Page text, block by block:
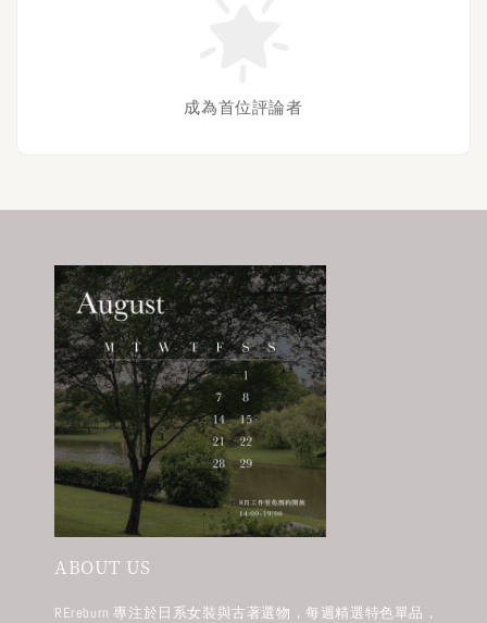
成為首位評論者
ABOUT US
REreburn 專注於日系女裝與古著選物，每週精選特色單品，